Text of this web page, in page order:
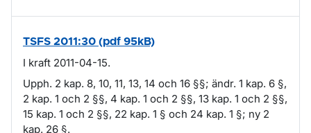
TSFS 2011:30 (pdf 95kB)
I kraft 2011-04-15.
Upph. 2 kap. 8, 10, 11, 13, 14 och 16 §§; ändr. 1 kap. 6 §,
2 kap. 1 och 2 §§, 4 kap. 1 och 2 §§, 13 kap. 1 och 2 §§,
15 kap. 1 och 2 §§, 22 kap. 1 § och 24 kap. 1 §; ny 2
kap. 26 §.